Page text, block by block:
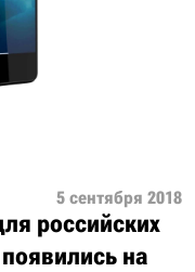
5 сентября 2018
российских
на